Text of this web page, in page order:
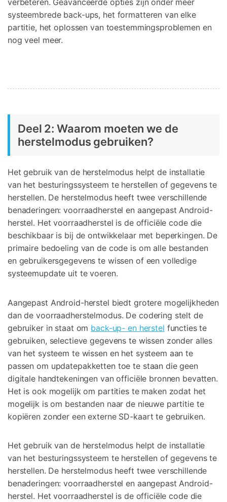
systeembrede back-ups, het formatteren van elke
partitie, het oplossen van toestemmingsproblemen en
nog veel meer.
Deel 2: Waarom moeten we de
herstelmodus gebruiken?
Het gebruik van de herstelmodus helpt de installatie
van het besturingssysteem te herstellen of gegevens te
herstellen. De herstelmodus heeft twee verschillende
benaderingen: voorraadherstel en aangepast Android-
herstel. Het voorraadherstel is de officiële code die
beschikbaar is bij de ontwikkelaar met beperkingen. De
primaire bedoeling van de code is om alle bestanden
en gebruikersgegevens te wissen of een volledige
systeemupdate uit te voeren.
Aangepast Android-herstel biedt grotere mogelijkheden
dan de voorraadherstelmodus. De codering stelt de
gebruiker in staat om back-up- en herstel functies te
gebruiken, selectieve gegevens te wissen zonder alles
van het systeem te wissen en het systeem aan te
passen om updatepakketten toe te staan die geen
digitale handtekeningen van officiële bronnen bevatten.
Het is ook mogelijk om partities te maken zodat het
mogelijk is om bestanden naar de nieuwe partitie te
kopiëren zonder een externe SD-kaart te gebruiken.
Het gebruik van de herstelmodus helpt de installatie
van het besturingssysteem te herstellen of gegevens te
herstellen. De herstelmodus heeft twee verschillende
benaderingen: voorraadherstel en aangepast Android-
herstel. Het voorraadherstel is de officiële code die